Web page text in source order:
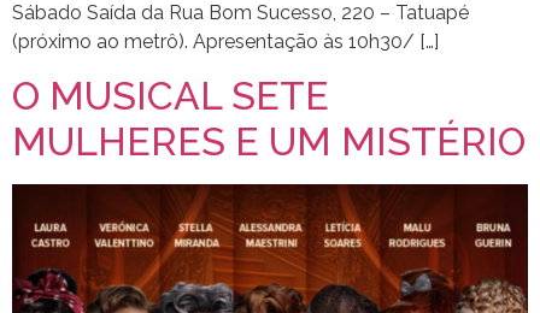
Sábado Saída da Rua Bom Sucesso, 220 – Tatuapé
(próximo ao metrô). Apresentação às 10h30/ […]
O MUSICAL SETE
MULHERES E UM MISTÉRIO